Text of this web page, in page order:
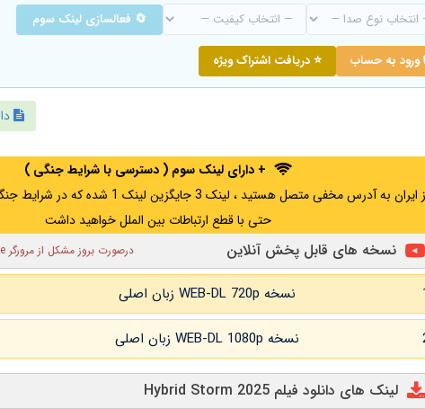
🔄 فعالسازی لینک سوم
ورود به حساب ⭐ دریافت اشتراک ویژه
+ دارای لینک سوم ( دسترسی با شرایط جنگی )
اگر از ایران به آدرس مخفی متصل هستید ، لینک
حتی با قطع ارتباطات بین الملل خواهید داشت
نسخه های قابل پخش آنلاین درصورت بروز مشکل از مرورگر Google Chrome استفاده کنید
نسخه WEB-DL 720p زبان اصلی
نسخه WEB-DL 1080p زبان اصلی
لینک های دانلود فیلم Hybrid Storm 2025